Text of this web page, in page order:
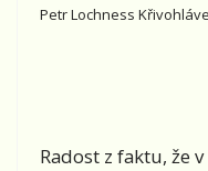
Petr Lochness
Radost z faktu, že